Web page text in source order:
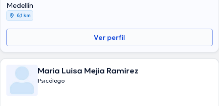
Medellín
6,1 km
Ver perfil
Maria Luisa Mejia Ramirez
Psicólogo